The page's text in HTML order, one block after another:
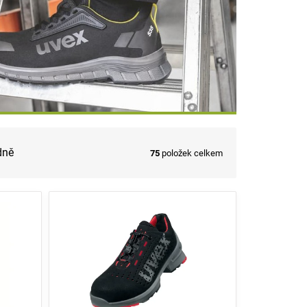
75 položek celkem